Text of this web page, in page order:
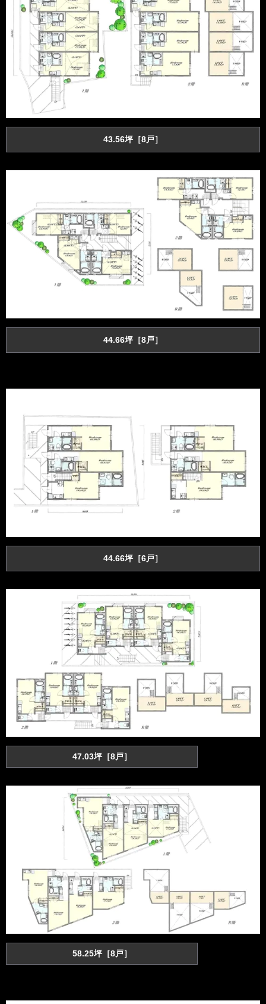
43.56坪［8戸］
44.66坪［8戸］
44.66坪［6戸］
47.03坪［8戸］
58.25坪［8戸］